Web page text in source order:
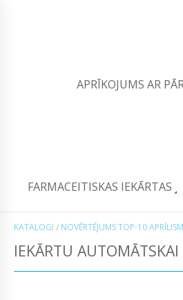
APRĪKOJUMS AR
FARMACEITISKAS IEKĀRTAS
KATALOGI / NOVĒRTĒJUMS TOP-10 APRĪLISM
IEKĀRTU